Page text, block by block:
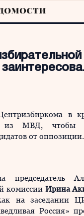
в
из МВД, чтобы
от оппозиции.
председатель
комиссии Ирина
на заседании
Россия»